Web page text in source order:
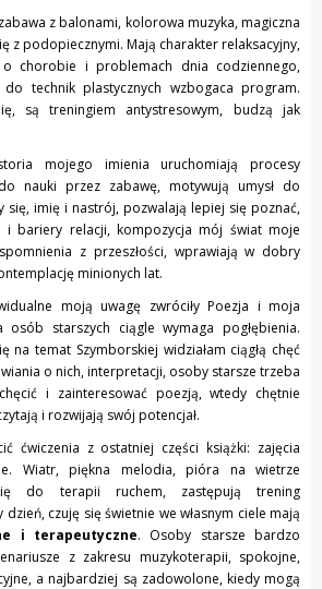
z balonami, kolorowa muzyka, magiczna
z podopiecznymi. Mają charakter relaksacyjny,
chorobie i problemach dnia codziennego,
technik plastycznych wzbogaca program.
są treningiem antystresowym, budzą jak
mojego imienia uruchomiają procesy
nauki przez zabawę, motywują umysł do
się, imię i nastrój, pozwalają lepiej się poznać,
i bariery relacji, kompozycja mój świat moje
z przeszłości, wprawiają w dobry
minionych lat.
moją uwagę zwróciły Poezja i moja
osób starszych ciągle wymaga pogłębienia.
na temat Szymborskiej widziałam ciągłą chęć
o nich, interpretacji, osoby starsze trzeba
i zainteresować poezją, wtedy chętnie
i rozwijają swój potencjał.
ćwiczenia z ostatniej części książki: zajęcia
Wiatr, piękna melodia, pióra na wietrze
do terapii ruchem, zastępują trening
dzień, czuję się świetnie we własnym ciele mają
i terapeutyczne. Osoby starsze bardzo
z zakresu muzykoterapii, spokojne,
a najbardziej są zadowolone, kiedy mogą